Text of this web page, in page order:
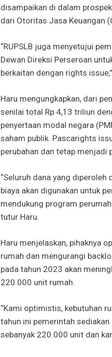
disampaikan di dalam
dari Otoritas Jasa Keuangan
“RUPSLB juga menyetujui
Dewan Direksi Perseroan
berkaitan dengan rights
Haru mengungkapkan, dari
senilai total Rp 4,13 triliun
penyertaan modal negara
saham publik. Pascarights
perubahan dan tetap menjadi
“Seluruh dana yang
biaya akan digunakan untuk
mendukung program
tutur Haru.
Haru menjelaskan, pihaknya
rumah dan mengurangi
pada tahun 2023 akan
220.000 unit rumah.
“Kami optimistis, kebutuhan
tahun ini pemerintah
sebanyak 220.000 unit dan